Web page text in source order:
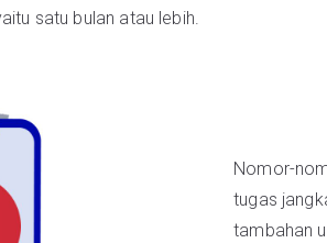
satu bulan atau lebih.
Nomor-
tugas
tambahan